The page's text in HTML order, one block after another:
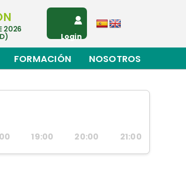
2026
Login
FORMACIÓN NOSOTROS
19:00 20:00 21:00